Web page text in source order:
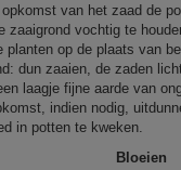
van het zaad de
zaaigrond vochtig te
planten op de plaats van
dun zaaien, de zaden
laagje fijne aarde van
indien nodig,
in potten te kweken.
Bloeien